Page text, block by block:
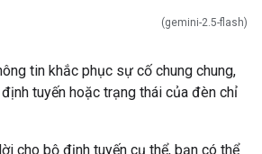
(gemini-2.5-flash)
tin khắc phục sự cố chung chung,
tuyến hoặc trạng thái của đèn chỉ
cho bộ định tuyến cụ thể, bạn có thể